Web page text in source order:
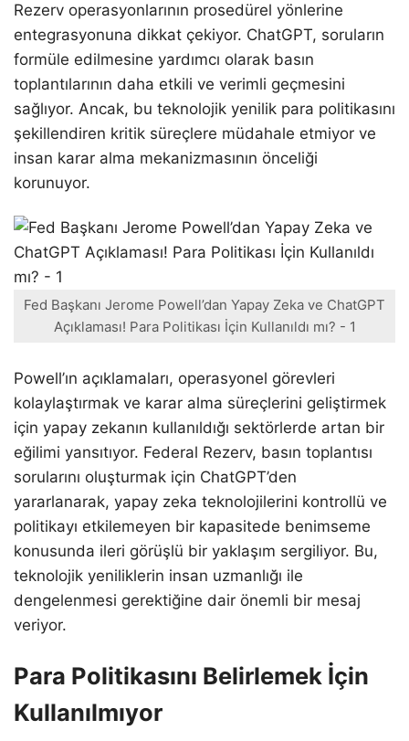
Rezerv operasyonlarının prosedürel yönlerine
entegrasyonuna dikkat çekiyor. ChatGPT, soruların
formüle edilmesine yardımcı olarak basın
toplantılarının daha etkili ve verimli geçmesini
sağlıyor. Ancak, bu teknolojik yenilik para politikasını
şekillendiren kritik süreçlere müdahale etmiyor ve
insan karar alma mekanizmasının önceliği
korunuyor.
Fed Başkanı Jerome Powell’dan Yapay Zeka ve ChatGPT
Açıklaması! Para Politikası İçin Kullanıldı mı? - 1
Powell’ın açıklamaları, operasyonel görevleri
kolaylaştırmak ve karar alma süreçlerini geliştirmek
için yapay zekanın kullanıldığı sektörlerde artan bir
eğilimi yansıtıyor. Federal Rezerv, basın toplantısı
sorularını oluşturmak için ChatGPT’den
yararlanarak, yapay zeka teknolojilerini kontrollü ve
politikayı etkilemeyen bir kapasitede benimseme
konusunda ileri görüşlü bir yaklaşım sergiliyor. Bu,
teknolojik yeniliklerin insan uzmanlığı ile
dengelenmesi gerektiğine dair önemli bir mesaj
veriyor.
Para Politikasını Belirlemek İçin
Kullanılmıyor